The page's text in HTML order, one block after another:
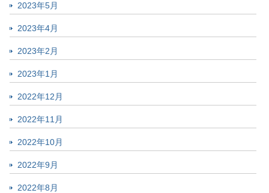
2023年5月
2023年4月
2023年2月
2023年1月
2022年12月
2022年11月
2022年10月
2022年9月
2022年8月